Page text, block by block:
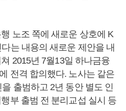
노조 쪽에 새로운 상호에 K
는 내용의 새로운 제안을 내
2015년 7월13일 하나금융
전격 합의했다. 노사는 같은
출범하고 2년 동안 별도 인
부 출범 전 분리교섭 실시 등